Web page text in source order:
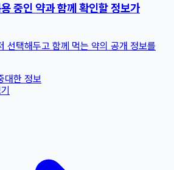
중인 약과 함께 확인할 정보가
선택해두고 함께 먹는 약의 공개 정보를
대한 정보